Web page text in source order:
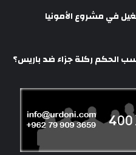
في مشروع الأمونيا
الحكم ركلة جزاء ضد باريس؟